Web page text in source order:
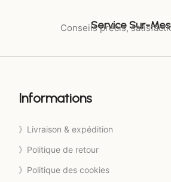
Service Sur-
Conseils précis,
Informations
》Livraison & expédition
》Politique de retour
》Politique des cookies